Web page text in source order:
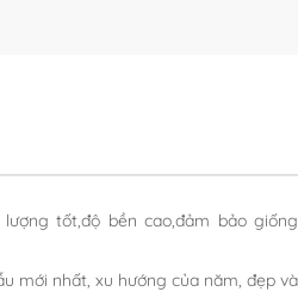
tốt,độ bền cao,đảm bảo giống
mới nhất, xu hướng của năm, đẹp và